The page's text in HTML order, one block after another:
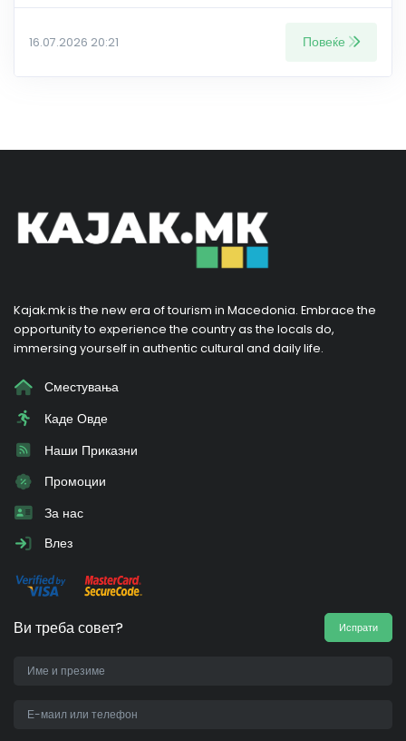
16.07.2026 20:21 Повеќе
Kajak.mk is the new era of tourism in Macedonia. Embrace the
opportunity to experience the country as the locals do,
immersing yourself in authentic cultural and daily life.
Сместувања
Каде Овде
Наши Приказни
Промоции
За нас
Влез
Ви треба совет? Испрати